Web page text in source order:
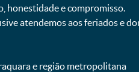
honestidade e compromisso.
atendemos aos feriados e
e região metropolitana